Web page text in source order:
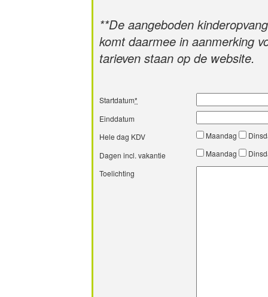
**De aangeboden
komt daarmee in aanmerking
tarieven staan op de website.
Startdatum*
Einddatum
Hele dag KDV
Maandag
Dagen incl. vakantie
Maandag
Toelichting